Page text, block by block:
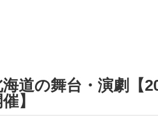
道の舞台・演劇【
】